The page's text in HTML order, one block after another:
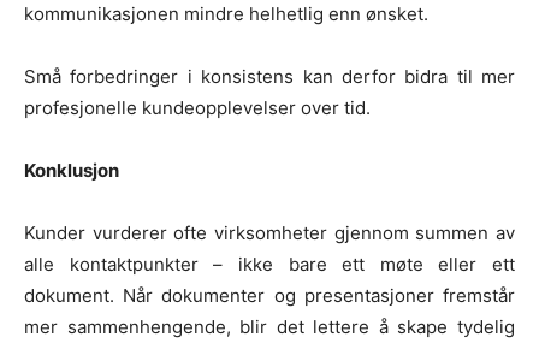
kommunikasjonen mindre helhetlig enn ønsket.
Små forbedringer i konsistens kan derfor bidra til mer
profesjonelle kundeopplevelser over tid.
Konklusjon
Kunder vurderer ofte virksomheter gjennom summen av
alle kontaktpunkter – ikke bare ett møte eller ett
dokument. Når dokumenter og presentasjoner fremstår
mer sammenhengende, blir det lettere å skape tydelig